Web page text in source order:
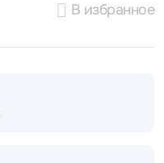
В избранное